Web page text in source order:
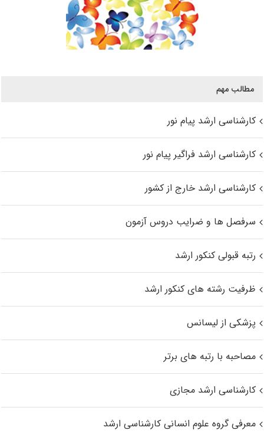
مطالب مهم
کارشناسی ارشد پیام نور
کارشناسی ارشد فراگیر پیام نور
کارشناسی ارشد خارج از کشور
سرفصل ها و ضرایب دروس آزمون
رتبه قبولی کنکور ارشد
ظرفیت رشته های کنکور ارشد
پزشکی از لیسانس
مصاحبه با رتبه های برتر
کارشناسی ارشد مجازی
معرفی گروه علوم انسانی کارشناسی ارشد